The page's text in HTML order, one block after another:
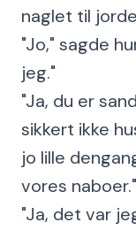
naglet til
"Jo," sagde
jeg."
"Ja, du er
sikkert ikke
jo lille
vores naboer."
"Ja, det var